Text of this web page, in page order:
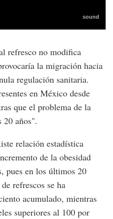
refresco no modifica
la migración hacia
regulación sanitaria.
en México desde
que el problema de la
20 años".
relación estadística
de la obesidad
pues en los últimos 20
refrescos se ha
acumulado, mientras
superiores al 100 por